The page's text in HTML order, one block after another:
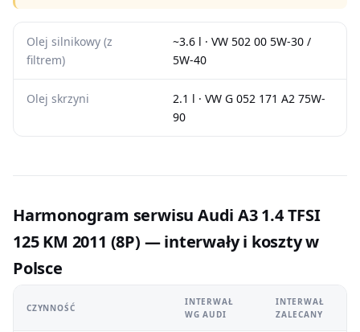
Olej silnikowy (z
filtrem)
~3.6 l · VW 502 00 5W-30 /
5W-40
Olej skrzyni
2.1 l · VW G 052 171 A2 75W-
90
Harmonogram serwisu Audi A3 1.4 TFSI
125 KM 2011 (8P) — interwały i koszty w
Polsce
CZYNNOŚĆ
INTERWAŁ
WG AUDI
INTERWAŁ
ZALECANY